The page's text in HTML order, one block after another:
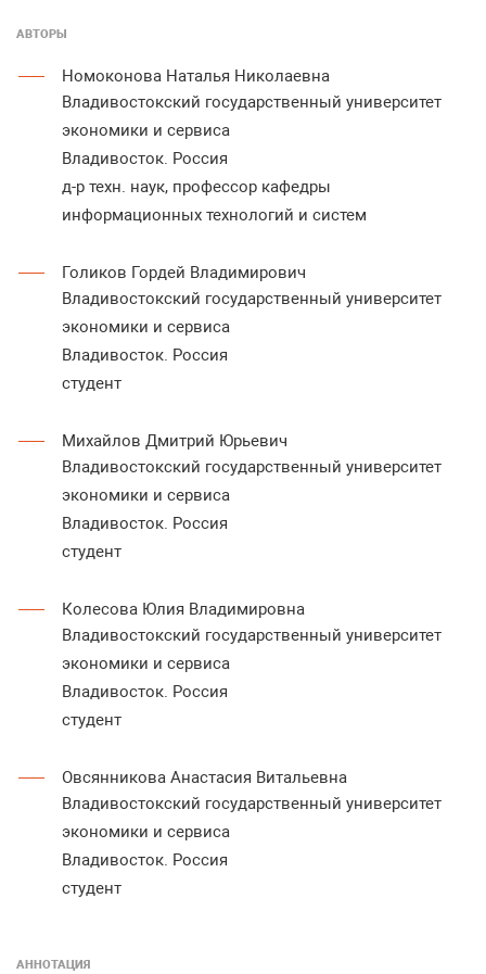
АВТОРЫ
Номоконова Наталья Николаевна
Владивостокский государственный университет
экономики и сервиса
Владивосток. Россия
д-р техн. наук, профессор кафедры
информационных технологий и систем
Голиков Гордей Владимирович
Владивостокский государственный университет
экономики и сервиса
Владивосток. Россия
студент
Михайлов Дмитрий Юрьевич
Владивостокский государственный университет
экономики и сервиса
Владивосток. Россия
студент
Колесова Юлия Владимировна
Владивостокский государственный университет
экономики и сервиса
Владивосток. Россия
студент
Овсянникова Анастасия Витальевна
Владивостокский государственный университет
экономики и сервиса
Владивосток. Россия
студент
АННОТАЦИЯ